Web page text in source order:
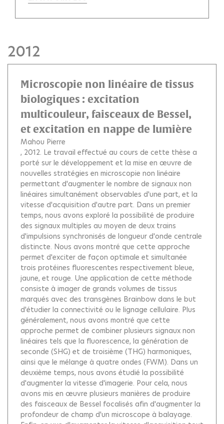
2012
Microscopie non linéaire de tissus
biologiques : excitation
multicouleur, faisceaux de Bessel,
et excitation en nappe de lumière
Mahou Pierre
, 2012. Le travail effectué au cours de cette thèse a
porté sur le développement et la mise en œuvre de
nouvelles stratégies en microscopie non linéaire
permettant d'augmenter le nombre de signaux non
linéaires simultanément observables d'une part, et la
vitesse d'acquisition d'autre part. Dans un premier
temps, nous avons exploré la possibilité de produire
des signaux multiples au moyen de deux trains
d'impulsions synchronisés de longueur d'onde centrale
distincte. Nous avons montré que cette approche
permet d'exciter de façon optimale et simultanée
trois protéines fluorescentes respectivement bleue,
jaune, et rouge. Une application de cette méthode
consiste à imager de grands volumes de tissus
marqués avec des transgènes Brainbow dans le but
d'étudier la connectivité ou le lignage cellulaire. Plus
généralement, nous avons montré que cette
approche permet de combiner plusieurs signaux non
linéaires tels que la fluorescence, la génération de
seconde (SHG) et de troisième (THG) harmoniques,
ainsi que le mélange à quatre ondes (FWM). Dans un
deuxième temps, nous avons étudié la possibilité
d'augmenter la vitesse d'imagerie. Pour cela, nous
avons mis en œuvre plusieurs manières de produire
des faisceaux de Bessel focalisés afin d'augmenter la
profondeur de champ d'un microscope à balayage.